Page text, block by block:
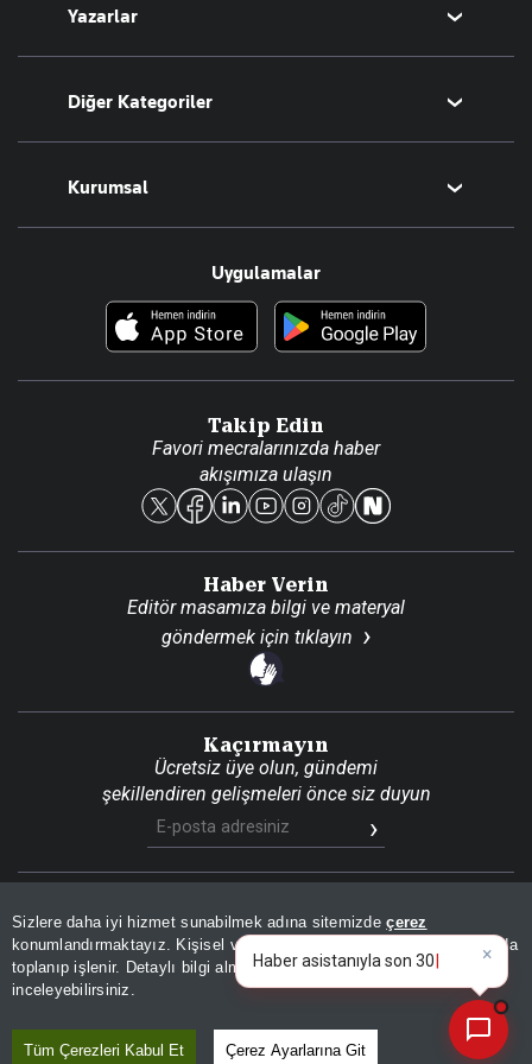
Sizlere daha iyi hizmet sunabilmek adına sitemizdeçerez
konumlandırmaktayız. Kişisel verileriniz, KVKK ve GDPR kapsamında
toplanıp işlenir. Detaylı bilgi almak içinAydınlatma Metnimizi
inceleyebilirsiniz.
Tüm Çerezleri Kabul Et Çerez Ayarlarına Git
Tarih
Sesli Yayınlar
Yazarlar
Bugünün Yazarları
Tüm Yazarlar
Diğer Kategoriler
Magazin
Teknoloji
Resmî Ilanlar
Foto Haber
Kurumsal
Hakkımızda
Künye
Reklam Ver
Uygulamalar
Takip Edin
Favori mecralarınızda haber
akışımıza ulaşın
Haber Verin
Editör masamıza bilgi ve materyal
göndermek için tıklayın
Kaçırmayın
Ücretsiz üye olun, gündemi
şekillendiren gelişmeleri önce siz duyun
© 2026 İhlas Medya Grubu. Tüm Hakları Saklıdır
Son DakikaSite HaritasıRSSKVKK Aydınlatma Metni
Gizlilik PolitikasıÇerez Politikası
×
Haber asista